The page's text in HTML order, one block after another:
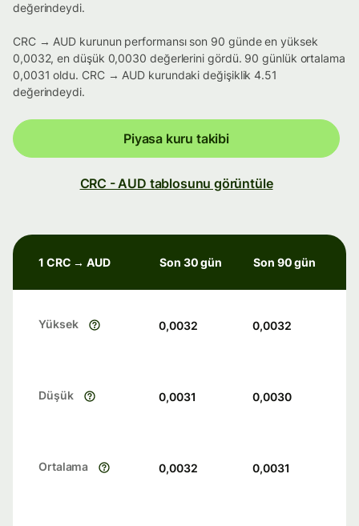
değerindeydi.
CRC → AUD kurunun performansı son 90 günde en yüksek
0,0032, en düşük 0,0030 değerlerini gördü. 90 günlük ortalama
0,0031 oldu. CRC → AUD kurundaki değişiklik 4.51
değerindeydi.
Piyasa kuru takibi
CRC - AUD tablosunu görüntüle
1 CRC → AUD Son 30 gün Son 90 gün
Yüksek 0,0032 0,0032
Düşük 0,0031 0,0030
Ortalama 0,0032 0,0031